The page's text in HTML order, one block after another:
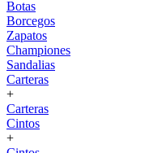
Botas
Borcegos
Zapatos
Championes
Sandalias
Carteras
+
Carteras
Cintos
+